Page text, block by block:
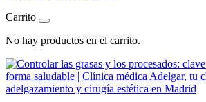
Carrito
No hay productos en el carrito.